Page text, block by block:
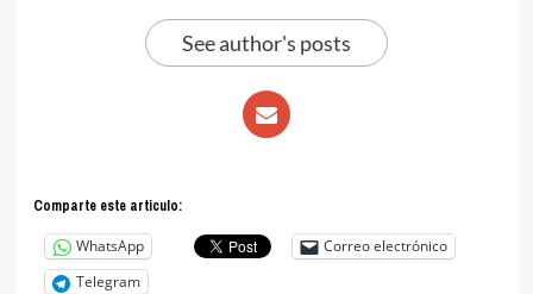
See author's posts
Comparte este articulo:
WhatsApp
Correo electrónico
Telegram